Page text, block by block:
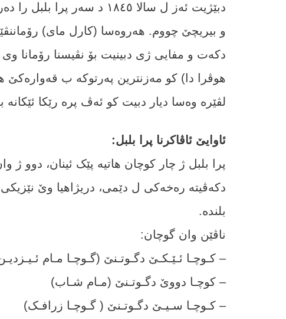
دبێژیت ئەز ل سالا ١٨٤٥ د
و بیریچێ چووم. ھەروەسا (کارل مای)
دکەت و مفایی ژی دبینیت بۆ نڤیسنا رۆمانا
ھوڤرا دا) کو مەزنترین پەرتوکە ب
لڤێرە وەسا دیار دبیت کو ئەڤ پرە رێکا
ئاوایێ ئاڤاکرنا پرا بلبل:
پرا بلبل ژ چار کوچان ھاتیە پێک ئینان، دوو ژ
بلندە.
ناڤێن وان گوچان:
– کـوچـا ئـێـکـێ دگـوتـنێ (گـوچـا مـام
– کوچـا دووێ دگـوتـنێ (مـام شـاب)
– کـوچـا سـیـێ دگـوتـنێ ( گـوچـا زرافـک)